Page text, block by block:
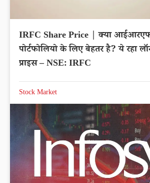
IRFC Share Price | क्या
पोर्टफोलियो के लिए बेहतर है? ये रहा
प्राइस – NSE: IRFC
Stock Market